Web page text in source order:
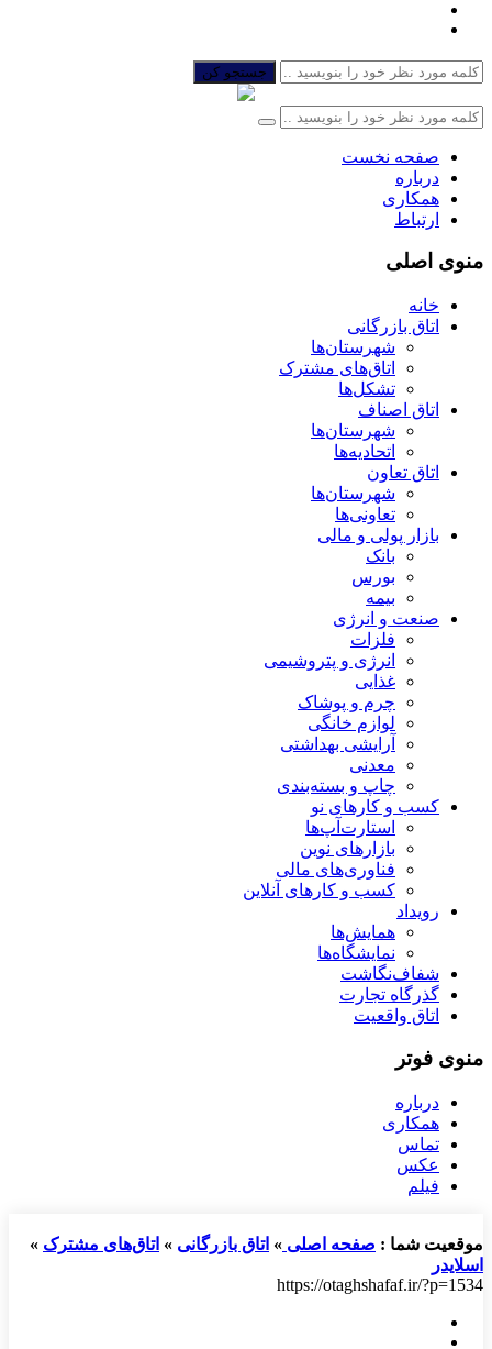
جستجو کن
صفحه نخست
درباره
همکاری
ارتباط
منوی اصلی
خانه
اتاق بازرگانی
شهرستان‌ها
اتاق‌های مشترک
تشکل‌ها
اتاق اصناف
شهرستان‌ها
اتحادیه‌ها
اتاق تعاون
شهرستان‌ها
تعاونی‌ها
بازار پولی و مالی
بانک
بورس
بیمه
صنعت و انرژی
فلزات
انرژی و پتروشیمی
غذایی
چرم و پوشاک
لوازم خانگی
آرایشی بهداشتی
معدنی
چاپ و بسته‌بندی
کسب و کارهای نو
استارت‌آپ‌ها
بازارهای نوین
فناوری‌های مالی
کسب و کارهای آنلاین
رویداد
همایش‌ها
نمایشگاه‌ها
شفاف‌نگاشت
گذرگاه تجارت
اتاق واقعیت
منوی فوتر
درباره
همکاری
تماس
عکس
فیلم
موقعیت شما : صفحه اصلی » اتاق بازرگانی » اتاق‌های مشترک »
اسلایدر
https://otaghshafaf.ir/?p=1534